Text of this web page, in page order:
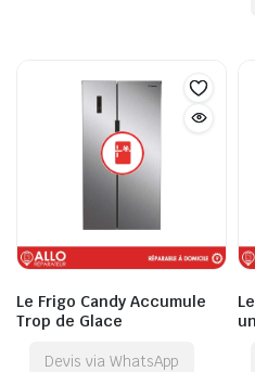
Le Frigo Candy Accumule
Trop de Glace
Devis via WhatsApp